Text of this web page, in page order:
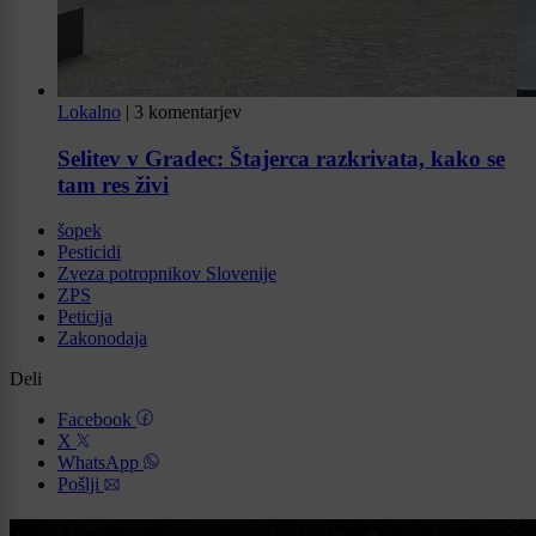
Lokalno | 3 komentarjev
Selitev v Gradec: Štajerca razkrivata, kako se
tam res živi
šopek
Pesticidi
Zveza potropnikov Slovenije
ZPS
Peticija
Zakonodaja
Deli
Facebook
X
WhatsApp
Pošlji